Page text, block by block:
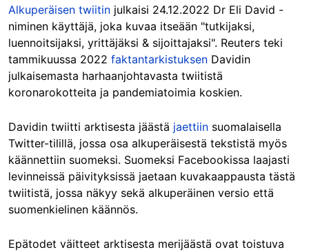
Alkuperäisen twiitin julkaisi 24.12.2022 Dr Eli David -
niminen käyttäjä, joka kuvaa itseään "tutkijaksi,
luennoitsijaksi, yrittäjäksi & sijoittajaksi". Reuters teki
tammikuussa 2022 faktantarkistuksen Davidin
julkaisemasta harhaanjohtavasta twiitistä
koronarokotteita ja pandemiatoimia koskien.
Davidin twiitti arktisesta jäästä jaettiin suomalaisella
Twitter-tilillä, jossa osa alkuperäisestä tekstistä myös
käännettiin suomeksi. Suomeksi Facebookissa laajasti
levinneissä päivityksissä jaetaan kuvakaappausta tästä
twiitistä, jossa näkyy sekä alkuperäinen versio että
suomenkielinen käännös.
Epätodet väitteet arktisesta merijäästä ovat toistuva